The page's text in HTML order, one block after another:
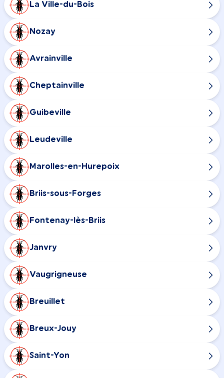
La Ville-du-Bois
Nozay
Avrainville
Cheptainville
Guibeville
Leudeville
Marolles-en-Hurepoix
Briis-sous-Forges
Fontenay-lès-Briis
Janvry
Vaugrigneuse
Breuillet
Breux-Jouy
Saint-Yon